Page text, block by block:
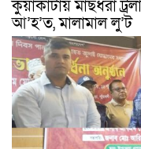
কুয়াকাটায় মাছধরা
আ’হ’ত, মালামাল লু’ট